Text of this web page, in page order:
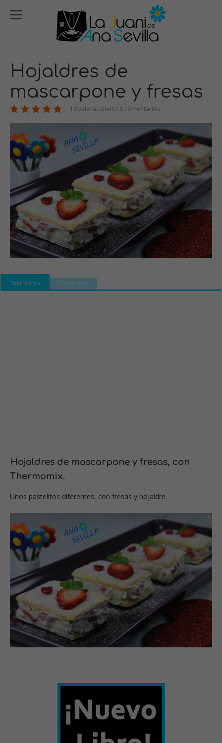
Hojaldres de
mascarpone y fresas
10 valoraciones / 8 comentarios
Thermomix Tradicional
Hojaldres de mascarpone y fresas, con
Thermomix.
Unos pastelitos diferentes, con fresas y hojaldre.